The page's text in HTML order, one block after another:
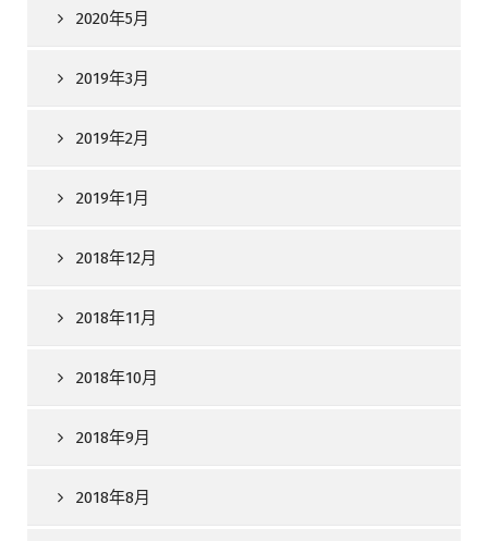
2020年5月
2019年3月
2019年2月
2019年1月
2018年12月
2018年11月
2018年10月
2018年9月
2018年8月